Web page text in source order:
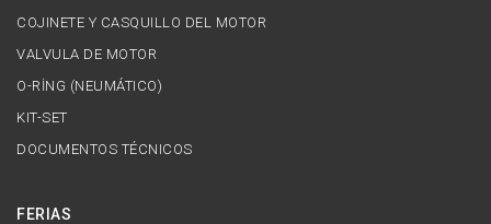
COJINETE Y CASQUILLO DEL MOTOR
VALVULA DE MOTOR
O-RİNG (NEUMÁTICO)
KIT-SET
DOCUMENTOS TÉCNICOS
FERIAS